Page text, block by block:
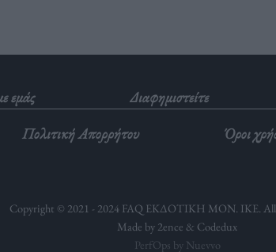
εμάς Διαφημιστείτε
Πολιτική Απορρήτου
Όροι
Copyright © 2021 - 2024 FAQ ΕΚΔΟΤΙΚΗ ΜΟΝ. ΙΚΕ. All
Made by 2ence & Codedux
PerfOps by Nuevvo